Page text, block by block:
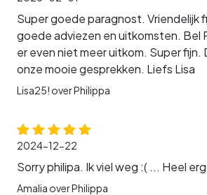
Super goede paragnost. Vriendelijk
goede adviezen en uitkomsten. Bel
er even niet meer uitkom. Super fijn.
onze mooie gesprekken. Liefs Lisa
Lisa25! over Philippa
2024-12-22
Sorry philipa. Ik viel weg :( ... Heel
Amalia over Philippa